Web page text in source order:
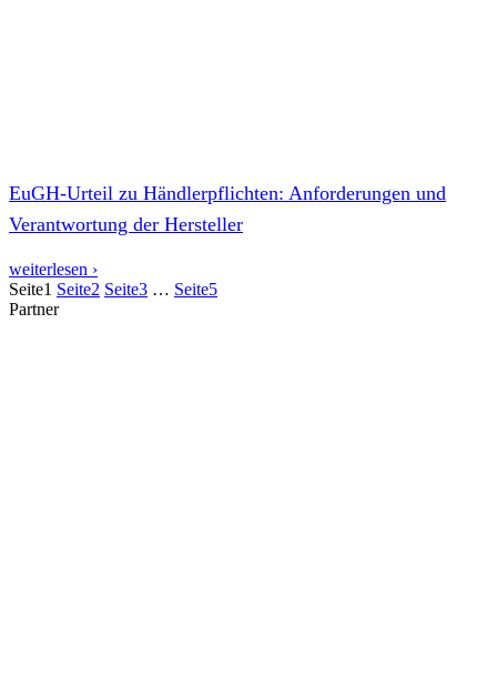
EuGH-Urteil zu Händlerpflichten: Anforderungen und
Verantwortung der Hersteller
weiterlesen ›
Seite1 Seite2 Seite3 … Seite5
Partner